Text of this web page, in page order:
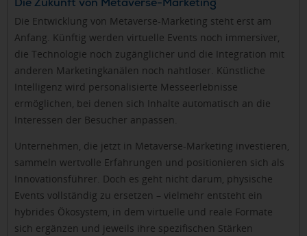
Die Entwicklung von Metaverse-Marketing steht erst am
Anfang. Künftig werden virtuelle Events noch immersiver,
die Technologie noch zugänglicher und die Integration mit
anderen Marketingkanälen noch nahtloser. Künstliche
Intelligenz wird personalisierte Messeerlebnisse
ermöglichen, bei denen sich Inhalte automatisch an die
Interessen der Besucher anpassen.
Unternehmen, die jetzt in Metaverse-Marketing investieren,
sammeln wertvolle Erfahrungen und positionieren sich als
Innovationsführer. Doch es geht nicht darum, physische
Events vollständig zu ersetzen – vielmehr entsteht ein
hybrides Ökosystem, in dem virtuelle und reale Formate
sich ergänzen und jeweils ihre spezifischen Stärken